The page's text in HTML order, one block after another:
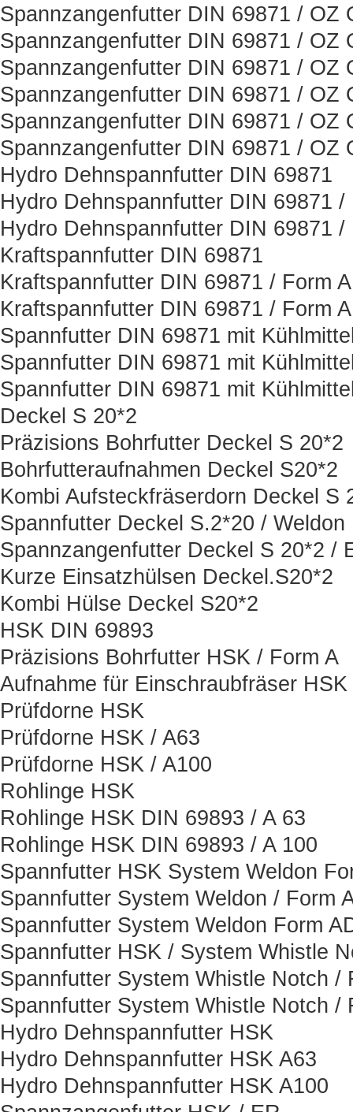
Spannzangenfutter DIN 69871 / OZ
Spannzangenfutter DIN 69871 / OZ
Spannzangenfutter DIN 69871 / OZ
Spannzangenfutter DIN 69871 / OZ
Spannzangenfutter DIN 69871 / OZ
Spannzangenfutter DIN 69871 / OZ
Hydro Dehnspannfutter DIN 69871
Hydro Dehnspannfutter DIN 69871
Hydro Dehnspannfutter DIN 69871
Kraftspannfutter DIN 69871
Kraftspannfutter DIN 69871 / Form
Kraftspannfutter DIN 69871 / Form
Spannfutter DIN 69871 mit
Spannfutter DIN 69871 mit
Spannfutter DIN 69871 mit
Deckel S 20*2
Präzisions Bohrfutter Deckel S 20*2
Bohrfutteraufnahmen Deckel S20*2
Kombi Aufsteckfräserdorn Deckel S
Spannfutter Deckel S.2*20 / Weldon
Spannzangenfutter Deckel S 20*2 /
Kurze Einsatzhülsen Deckel.S20*2
Kombi Hülse Deckel S20*2
HSK DIN 69893
Präzisions Bohrfutter HSK / Form A
Aufnahme für Einschraubfräser HSK
Prüfdorne HSK
Prüfdorne HSK / A63
Prüfdorne HSK / A100
Rohlinge HSK
Rohlinge HSK DIN 69893 / A 63
Rohlinge HSK DIN 69893 / A 100
Spannfutter HSK System Weldon
Spannfutter System Weldon / Form
Spannfutter System Weldon Form
Spannfutter HSK / System Whistle
Spannfutter System Whistle Notch /
Spannfutter System Whistle Notch /
Hydro Dehnspannfutter HSK
Hydro Dehnspannfutter HSK A63
Hydro Dehnspannfutter HSK A100